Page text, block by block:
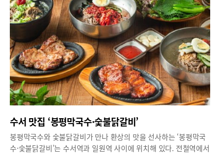
한다. 입구를 지나 2층으로 올라가면 안락하게 꾸며진 실내가 펼쳐
진다. 칸막이가 설치된 홀 좌석과 단독 룸, 3층 역시 홀과 단독 룸으
로 구성돼 있다. 단체 회식, 피로연, 상견례·돌잔치, 가족 모임, 비즈
니스 모임 등이 가능한 커다란 규모이다. 마블링이 좋은 4, 5, 6, 7번
꽃갈비 사용 소갈비를 주문하니 10여 가지 밑반찬이 푸짐하게 차
려진다. 열무 피클, 김치, 나물, 샐러드, 연근조림, 상추 겉절이, 잡
채, 가오리 초무침 등 보기만 해도 군침이 돈다. 식자재만큼은 최고
를 고집한다는 소 대표는 매일 아침 가락시장에 나가 그날 쓸 야채
를 손수 구입한다고 한다. 고기는 직원이 참숯화로에서 직접 구워주
도 연기가 올라오지 않는다”고 한 직원이 조곤조곤 설명해 준다. 그
러고 보니 일반 고깃집에서 흔히 볼 수 있는 연통이 그 어느 곳에도
없다. 이곳의 시그니처 메뉴는 가장 마블링이 뛰어난 4, 5, 6, 7번 갈
비를 사용한 ‘수제 즉석양념 꽃생왕갈비(260g/49,000원)’와 ‘수제
수서 맛집 ‘봉평막국수·숯불닭갈비’
봉평막국수와 숯불닭갈비가 만나 환상의 맛을 선사하는 ‘봉평막국
수·숯불닭갈비’는 수서역과 일원역 사이에 위치해 있다. 전철역에서